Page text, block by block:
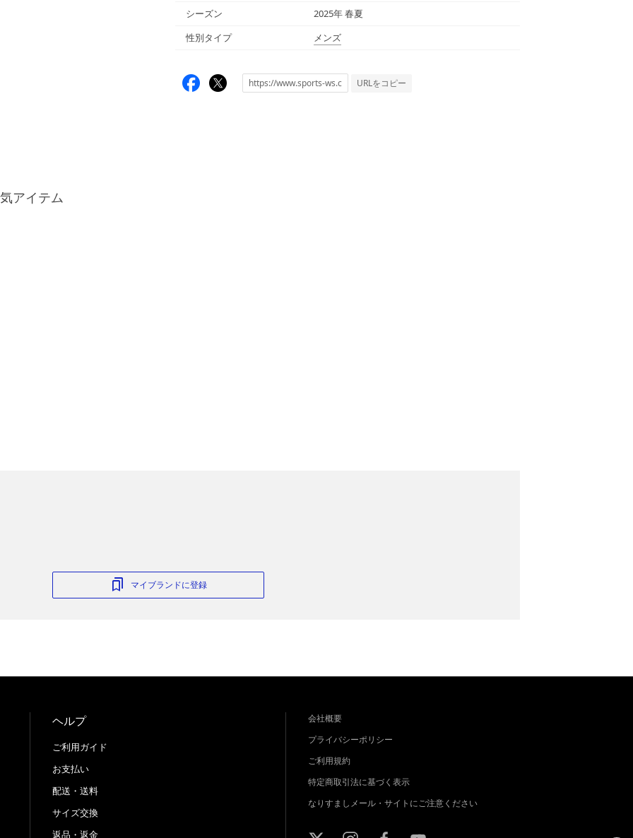
シーズン
2025年 春夏
性別タイプ
メンズ
URLをコピー
アイテム
マイブランドに登録
ヘルプ
ご利用ガイド
お支払い
配送・送料
サイズ交換
返品・返金
会社概要
プライバシーポリシー
ご利用規約
特定商取引法に基づく表示
なりすましメール・サイトにご注意ください